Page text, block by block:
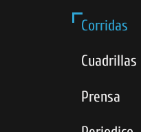
Corridas
Cuadrillas
Prensa